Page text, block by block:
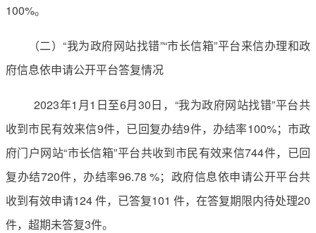
100%。
（二）“我为政府网站找错”“市长信箱”平台来信办理和政
府信息依申请公开平台答复情况
2023年1月1日至6月30日，“我为政府网站找错”平台共
收到市民有效来信9件，已回复办结9件，办结率100%；市政
府门户网站“市长信箱”平台共收到市民有效来信744件，已回
复办结720件，办结率96.78 %；政府信息依申请公开平台共
收到有效申请124 件，已答复101 件，在答复期限内待处理20
件，超期未答复3件。